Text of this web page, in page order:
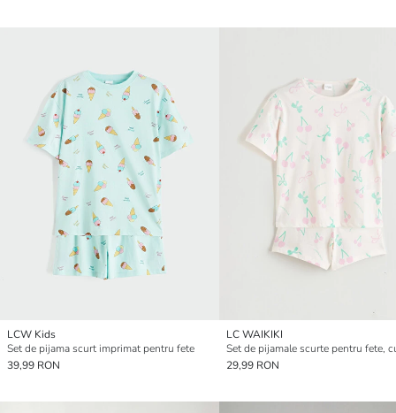
LCW Kids
Set de pijama scurt imprimat pentru fete
39,99 RON
LC WAIKIKI
Set de pijamale scurte pentru fete,
29,99 RON